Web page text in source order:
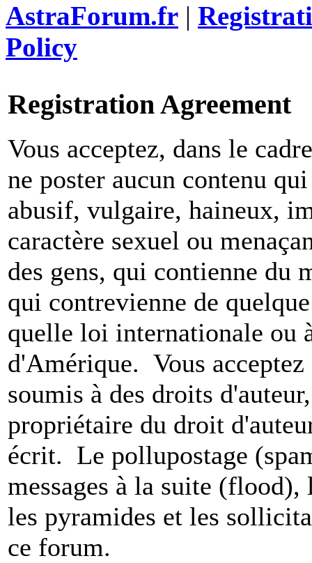
AstraForum.fr |
Policy
Registration Agreement
Vous acceptez, dans le
ne poster aucun contenu
abusif, vulgaire, haineux,
caractère sexuel ou
des gens, qui contienne du
qui contrevienne de
quelle loi internationale ou
d'Amérique. Vous
soumis à des droits
propriétaire du droit
écrit. Le pollupostage
messages à la suite
les pyramides et les
ce forum.